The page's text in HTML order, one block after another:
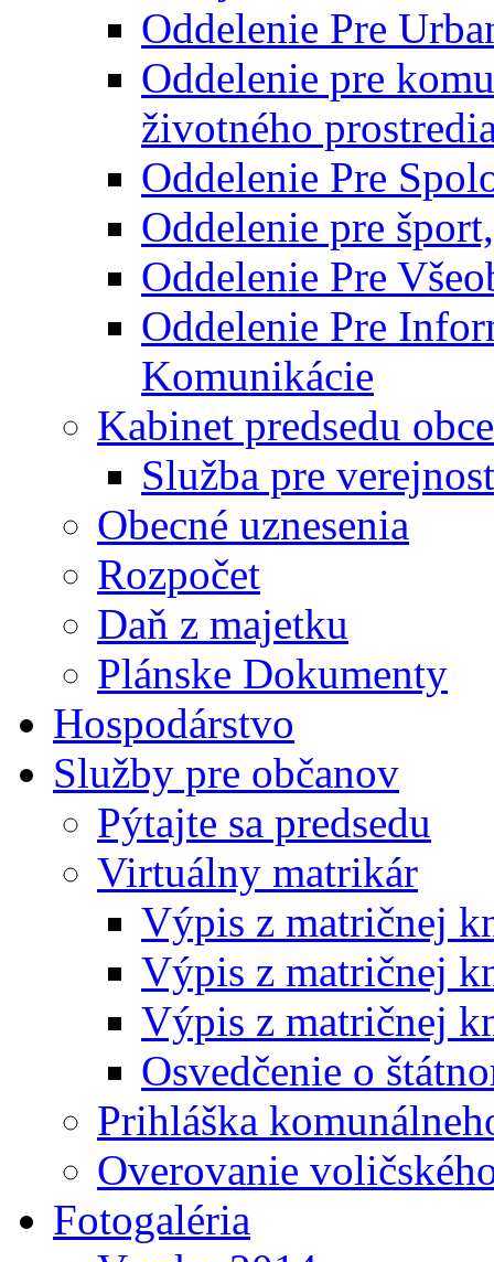
Oddelenie Pre
Oddelenie pre
životného
Oddelenie Pre
Oddelenie pre
Oddelenie Pre
Oddelenie Pre
Komunikácie
Kabinet predsedu obce
Služba pre
Obecné uznesenia
Rozpočet
Daň z majetku
Plánske Dokumenty
Hospodárstvo
Služby pre občanov
Pýtajte sa predsedu
Virtuálny matrikár
Výpis z matričnej
Výpis z matričnej
Výpis z matričnej
Osvedčenie o
Prihláška
Overovanie
Fotogaléria